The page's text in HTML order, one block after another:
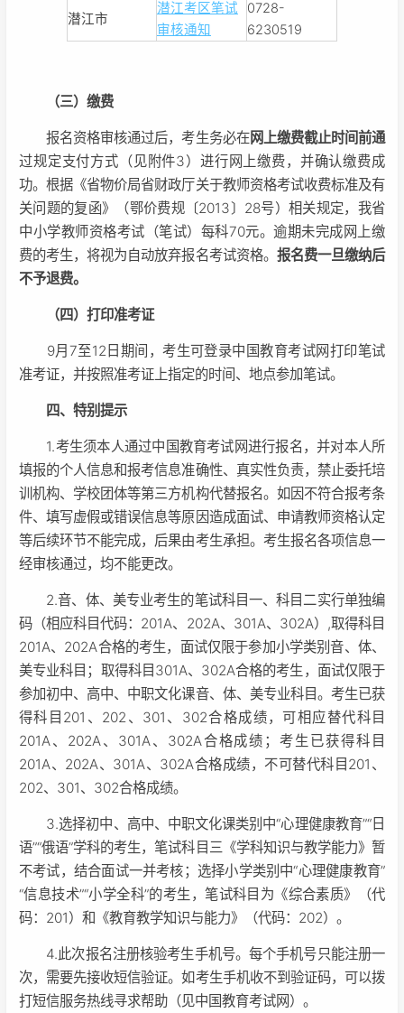
潜江市
潜江考区笔试
审核通知
0728-
6230519
（三）缴费
报名资格审核通过后，考生务必在网上缴费截止时间前通
过规定支付方式（见附件3）进行网上缴费，并确认缴费成
功。根据《省物价局省财政厅关于教师资格考试收费标准及有
关问题的复函》（鄂价费规〔2013〕28号）相关规定，我省
中小学教师资格考试（笔试）每科70元。逾期未完成网上缴
费的考生，将视为自动放弃报名考试资格。 报名费一旦缴纳后
不予退费。
（四）打印准考证
9月7至12日期间，考生可登录中国教育考试网打印笔试
准考证，并按照准考证上指定的时间、地点参加笔试。
四、特别提示
1.考生须本人通过中国教育考试网进行报名，并对本人所
填报的个人信息和报考信息准确性、真实性负责，禁止委托培
训机构、学校团体等第三方机构代替报名。如因不符合报考条
件、填写虚假或错误信息等原因造成面试、申请教师资格认定
等后续环节不能完成，后果由考生承担。考生报名各项信息一
经审核通过，均不能更改。
2.音、体、美专业考生的笔试科目一、科目二实行单独编
码（相应科目代码：201A、202A、301A、302A）,取得科目
201A、202A合格的考生，面试仅限于参加小学类别音、体、
美专业科目；取得科目301A、302A合格的考生，面试仅限于
参加初中、高中、中职文化课音、体、美专业科目。考生已获
得科目201、202、301、302合格成绩，可相应替代科目
201A、202A、301A、302A合格成绩；考生已获得科目
201A、202A、301A、302A合格成绩，不可替代科目201、
202、301、302合格成绩。
3.选择初中、高中、中职文化课类别中“心理健康教育”“日
语”“俄语”学科的考生，笔试科目三《学科知识与教学能力》暂
不考试，结合面试一并考核；选择小学类别中“心理健康教育”
“信息技术”“小学全科”的考生，笔试科目为《综合素质》（代
码：201）和《教育教学知识与能力》（代码：202）。
4.此次报名注册核验考生手机号。每个手机号只能注册一
次，需要先接收短信验证。如考生手机收不到验证码，可以拨
打短信服务热线寻求帮助（见中国教育考试网）。